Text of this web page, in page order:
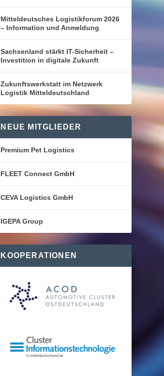
Mitteldeutsches Logistikforum 2026
– Information und Anmeldung
Sachsenland stärkt IT-Sicherheit –
Investition in digitale Zukunft
Zukunftswerkstatt im Netzwerk
Logistik Mitteldeutschland
NEUE MITGLIEDER
Premium Pet Logistics
FLEET Connect GmbH
CEVA Logistics GmbH
IGEPA Group
KOOPERATIONEN